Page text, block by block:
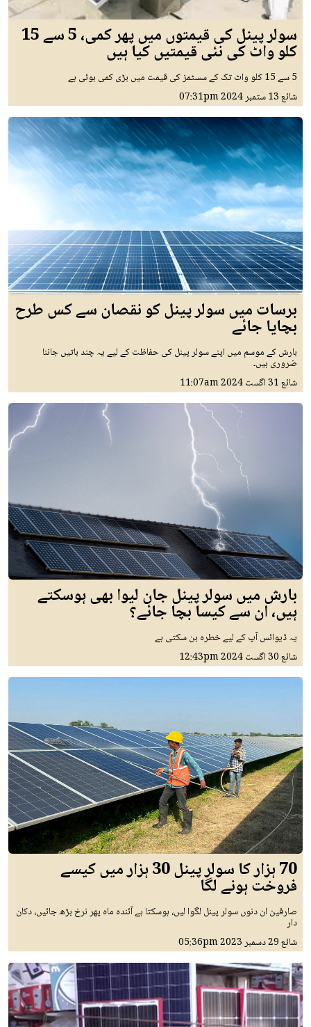
سولر پینل کی قیمتوں میں پھر کمی، 5 سے 15
کلو واٹ کی نئی قیمتیں کیا ہیں
5 سے 15 کلو واٹ تک کے سسٹمز کی قیمت میں بڑی کمی ہوئی ہے
شائع13 ستمبر 2024 07:31pm
برسات میں سولر پینل کو نقصان سے کس طرح
بچایا جائے
بارش کے موسم میں اپنے سولر پینل کی حفاظت کے لیے یہ چند باتیں جاننا
ضروری ہیں۔
شائع31 اگست 2024 11:07am
بارش میں سولر پینل جان لیوا بھی ہوسکتے
ہیں، ان سے کیسا بچا جائے؟
یہ ڈیوائس آپ کے لیے خطرہ بن سکتی ہے
شائع30 اگست 2024 12:43pm
70 ہزار کا سولر پینل 30 ہزار میں کیسے
فروخت ہونے لگا
صارفین ان دنوں سولر پینل لگوا لیں، ہوسکتا ہے آئندہ ماہ پھر نرخ بڑھ جائیں، دکان
دار
شائع29 دسمبر 2023 05:36pm